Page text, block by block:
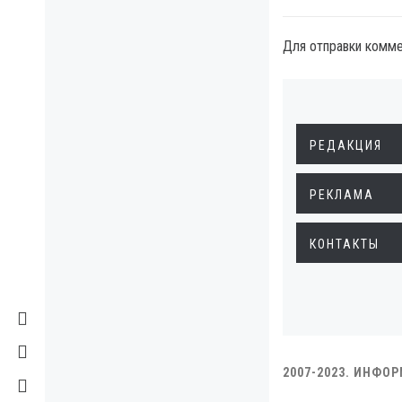
Для отправки
РЕДАКЦИЯ
РЕКЛАМА
КОНТАКТЫ
2007-2023.